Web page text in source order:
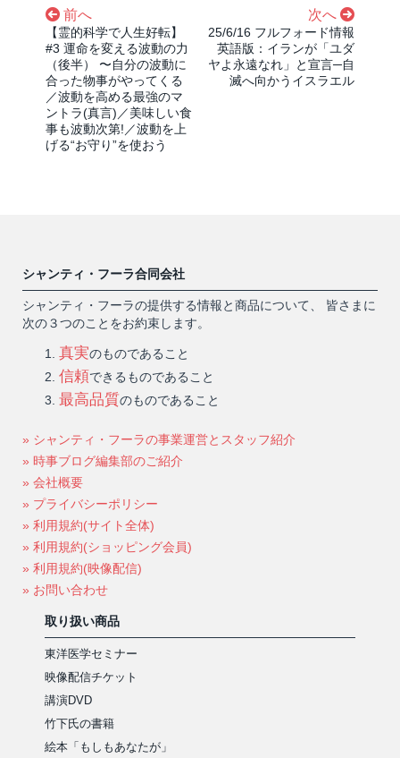
前へ
【霊的科学で人生好転】
#3 運命を変える波動の力
（後半） 〜自分の波動に
合った物事がやってくる
／波動を高める最強のマ
ントラ(真言)／美味しい食
事も波動次第!／波動を上
げる“お守り”を使おう
次へ
25/6/16 フルフォード情報
英語版：イランが「ユダ
ヤよ永遠なれ」と宣言─自
滅へ向かうイスラエル
シャンティ・フーラ合同会社
シャンティ・フーラの提供する情報と商品について、 皆さまに
次の３つのことをお約束します。
真実のものであること
信頼できるものであること
最高品質のものであること
» シャンティ・フーラの事業運営とスタッフ紹介
» 時事ブログ編集部のご紹介
» 会社概要
» プライバシーポリシー
» 利用規約(サイト全体)
» 利用規約(ショッピング会員)
» 利用規約(映像配信)
» お問い合わせ
取り扱い商品
東洋医学セミナー
映像配信チケット
講演DVD
竹下氏の書籍
絵本「もしもあなたが」